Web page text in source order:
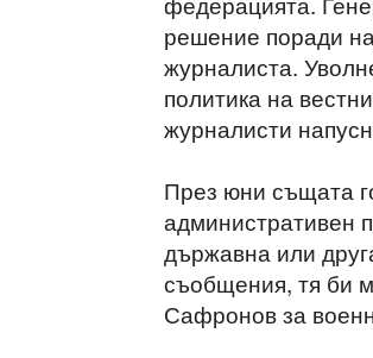
решение поради
журналиста.
политика на
журналисти
През юни същата
административен
държавна или
съобщения, тя би
Сафронов за